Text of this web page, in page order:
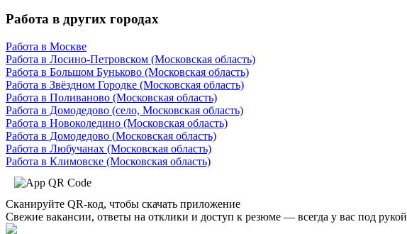
Работа в других городах
Работа в Москве
Работа в Лосино-Петровском (Московская область)
Работа в Большом Буньково (Московская область)
Работа в Звёздном Городке (Московская область)
Работа в Поливаново (Московская область)
Работа в Домодедово (село, Московская область)
Работа в Новоколедино (Московская область)
Работа в Домодедово (Московская область)
Работа в Любучанах (Московская область)
Работа в Климовске (Московская область)
Сканируйте QR-код, чтобы скачать приложение
Свежие вакансии, ответы на отклики и доступ к резюме — всегда у вас под рукой